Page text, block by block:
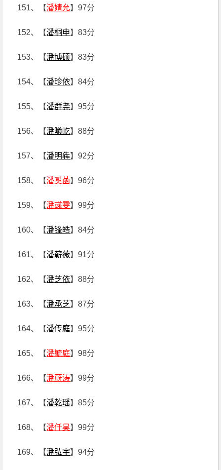
151、【潘婧允】97分
152、【潘桐申】83分
153、【潘博硕】83分
154、【潘珍依】84分
155、【潘群尧】95分
156、【潘曦屹】88分
157、【潘明犇】92分
158、【潘奚菡】96分
159、【潘彧雯】99分
160、【潘锋皓】84分
161、【潘薪薇】91分
162、【潘芝依】88分
163、【潘承芝】87分
164、【潘传庭】95分
165、【潘毓庭】98分
166、【潘蔚涛】99分
167、【潘乾瑶】85分
168、【潘仟昊】99分
169、【潘弘宇】94分